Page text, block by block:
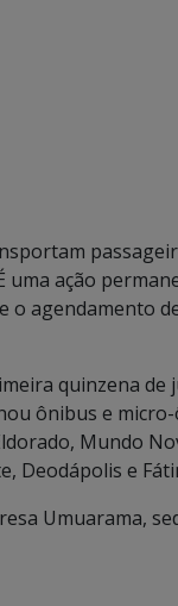
ação
o agendamento
quinzena de
ônibus e
Mundo
Deodápolis e
Umuarama,